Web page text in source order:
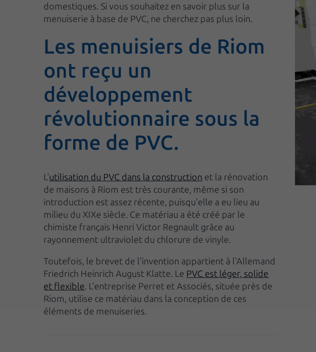
domestiques. Si vous souhaitez en savoir plus sur la
menuiserie à base de PVC, ne cherchez pas plus loin.
Les menuisiers de Riom
ont reçu un
développement
révolutionnaire sous la
forme de PVC.
L'utilisation du PVC dans la construction et la rénovation
de maisons à Riom est très courante, même si son
introduction est assez récente, puisqu'elle a eu lieu au
milieu du XIXe siècle. Ce matériau a été créé par le
chimiste français Henri Victor Regnault grâce au
rayonnement ultraviolet du chlorure de vinyle.
Toutefois, le brevet de l'invention appartient à l'Allemand
Friedrich Heinrich August Klatte. Le PVC est léger, solide
et flexible. L'entreprise Perret et Associés, située près de
Riom, utilise ce matériau dans la conception de ces
éléments de menuiseries.